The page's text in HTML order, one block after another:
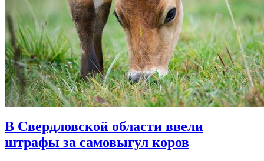
В Свердловской области ввели
штрафы за самовыгул коров